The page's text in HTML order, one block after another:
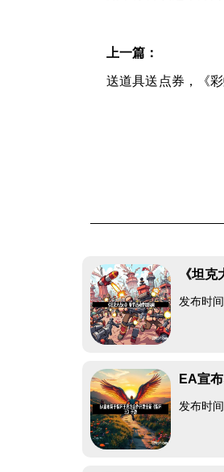
上一篇：
送道具送点券，《
《坦
发布时
EA宣
发布时